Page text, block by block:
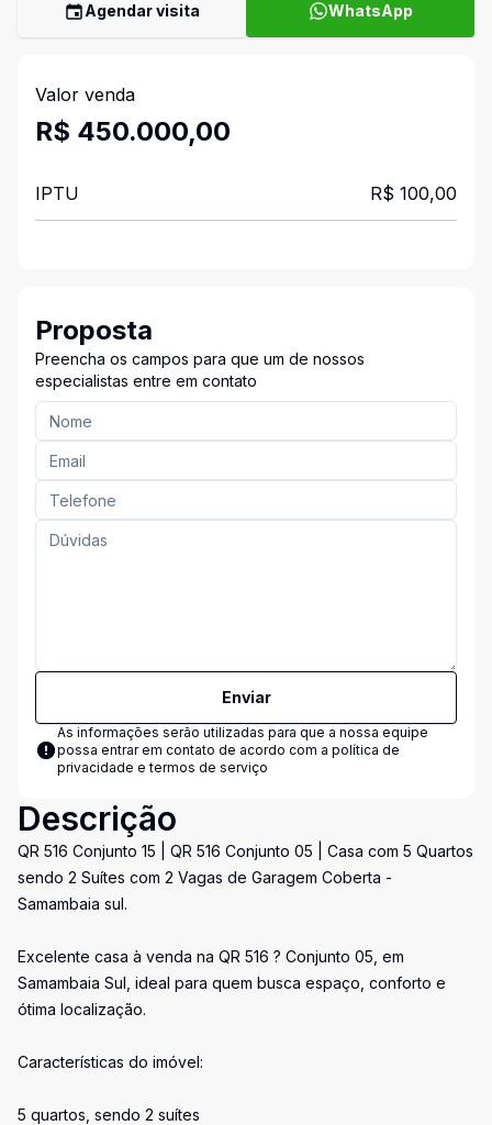
Agendar visita WhatsApp
Valor venda
R$ 450.000,00
IPTU R$ 100,00
Proposta
Preencha os campos para que um de nossos
especialistas entre em contato
Enviar
As informações serão utilizadas para que a nossa equipe
possa entrar em contato de acordo com a política de
privacidade e termos de serviço
Descrição
QR 516 Conjunto 15 | QR 516 Conjunto 05 | Casa com 5 Quartos
sendo 2 Suítes com 2 Vagas de Garagem Coberta -
Samambaia sul.
Excelente casa à venda na QR 516 ? Conjunto 05, em
Samambaia Sul, ideal para quem busca espaço, conforto e
ótima localização.
Características do imóvel:
5 quartos, sendo 2 suítes